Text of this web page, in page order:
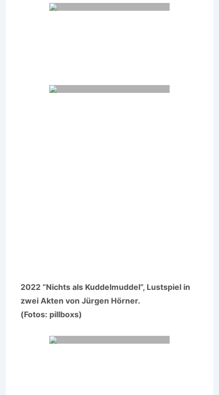
2022 “Nichts als Kuddelmuddel”, Lustspiel in
zwei Akten von Jürgen Hörner.
(Fotos: pillboxs)